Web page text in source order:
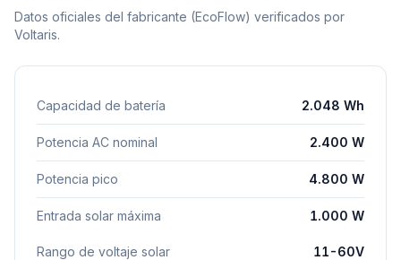
Datos oficiales del fabricante (EcoFlow) verificados por
Voltaris.
Capacidad de batería 2.048 Wh
Potencia AC nominal 2.400 W
Potencia pico 4.800 W
Entrada solar máxima 1.000 W
Rango de voltaje solar 11-60V